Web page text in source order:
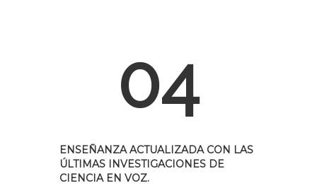
04
ENSEÑANZA ACTUALIZADA CON LAS
ÚLTIMAS INVESTIGACIONES DE
CIENCIA EN VOZ.